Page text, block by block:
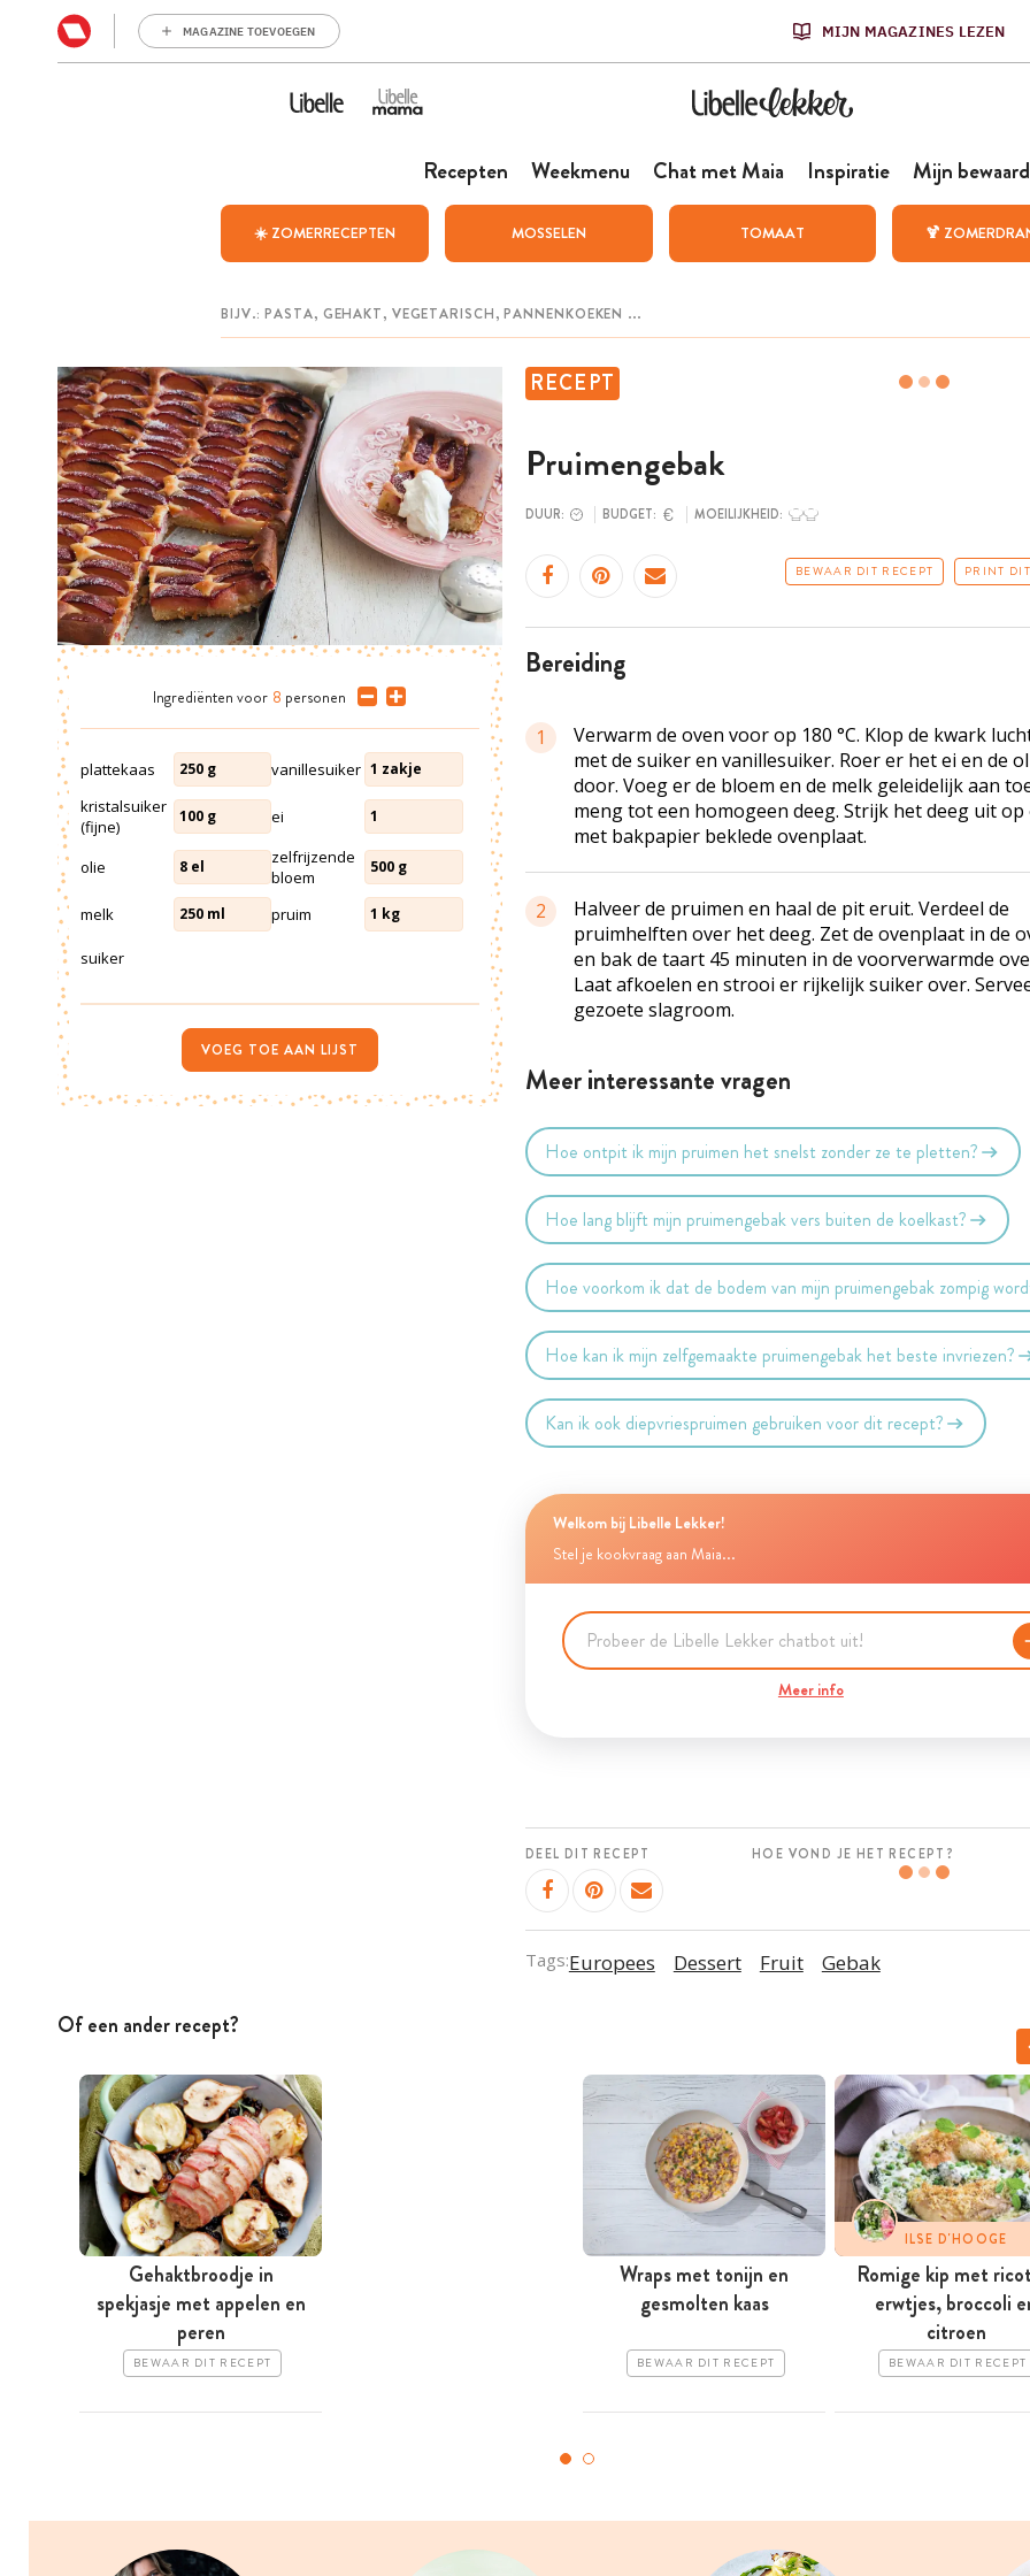
MAGAZINE TOEVOEGEN MIJN MAGAZINES LEZEN
Recepten Weekmenu Chat met Maia Inspiratie Mijn
☀️ ZOMERRECEPTEN MOSSELEN TOMAAT 🍹
RECEPT
Pruimengebak
DUUR: BUDGET: MOEILIJKHEID:
BEWAAR DIT RECEPT PRINT
bereiding
1
Verwarm de oven voor op 180 °C. Klop de kwark
met de suiker en vanillesuiker. Roer er het ei en de
door. Voeg er de bloem en de melk geleidelijk aan
meng tot een homogeen deeg. Strijk het deeg uit op
met bakpapier beklede ovenplaat.
2
Halveer de pruimen en haal de pit eruit. Verdeel de
pruimhelften over het deeg. Zet de ovenplaat in de
en bak de taart 45 minuten in de voorverwarmde
Laat afkoelen en strooi er rijkelijk suiker over.
gezoete slagroom.
Meer interessante vragen
Hoe ontpit ik mijn pruimen het snelst zonder ze te pletten?
Hoe lang blijft mijn pruimengebak vers buiten de koelkast?
Hoe voorkom ik dat de bodem van mijn pruimengebak zompig
Hoe kan ik mijn zelfgemaakte pruimengebak het beste invriezen?
Kan ik ook diepvriespruimen gebruiken voor dit recept?
Welkom bij Libelle Lekker!
Stel je kookvraag aan Maia...
Meer info
DEEL DIT RECEPT HOE VOND JE HET RECEPT?
Tags:Europees Dessert Fruit Gebak
Ingrediënten voor 8 personen
plattekaas 250 g vanillesuiker 1 zakje
kristalsuiker
(fijne)
100 g ei 1
olie 8 el
zelfrijzende
bloem
500 g
melk 250 ml pruim 1 kg
suiker
VOEG TOE AAN LIJST
Of een ander recept?
Gehaktbroodje in
spekjasje met appelen en
peren
BEWAAR DIT RECEPT
Wraps met tonijn en
gesmolten kaas
BEWAAR DIT RECEPT
ILSE D'HOOGE
Romige kip met
erwtjes, broccoli
citroen
BEWAAR DIT RECEPT